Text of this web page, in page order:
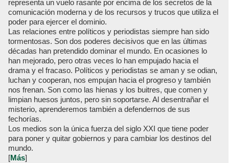
representa un vuelo rasante por encima de los secretos de la
comunicación moderna y de los recursos y trucos que utiliza el
poder para ejercer el dominio.
Las relaciones entre políticos y periodistas siempre han sido
tormentosas. Son dos poderes decisivos que en las últimas
décadas han pretendido dominar el mundo. En ocasiones lo
han mejorado, pero otras veces lo han empujado hacia el
drama y el fracaso. Políticos y periodistas se aman y se odian,
luchan y cooperan, nos empujan hacia el progreso y también
nos frenan. Son como las hienas y los buitres, que comen y
limpian huesos juntos, pero sin soportarse. Al desentrañar el
misterio, aprenderemos también a defendernos de sus
fechorías.
Los medios son la única fuerza del siglo XXI que tiene poder
para poner y quitar gobiernos y para cambiar los destinos del
mundo.
[Más]